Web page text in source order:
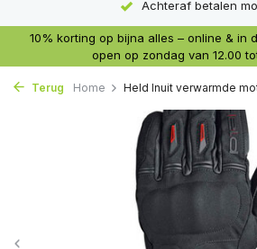
Achteraf betalen
10% korting op bijna alles – online & in
open op zondag van 12.00
Terug Home Held Inuit verwarmde